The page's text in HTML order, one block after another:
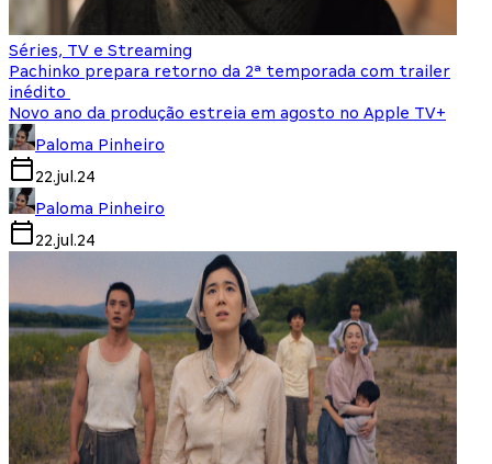
Séries, TV e Streaming
Pachinko prepara retorno da 2ª temporada com trailer
inédito
Novo ano da produção estreia em agosto no Apple TV+
Paloma Pinheiro
22.jul.24
Paloma Pinheiro
22.jul.24